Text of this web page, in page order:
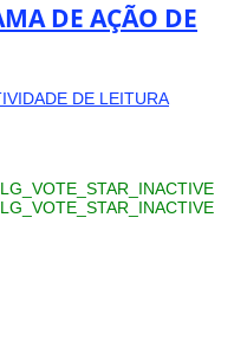
DE AÇÃO DE
DE LEITURA